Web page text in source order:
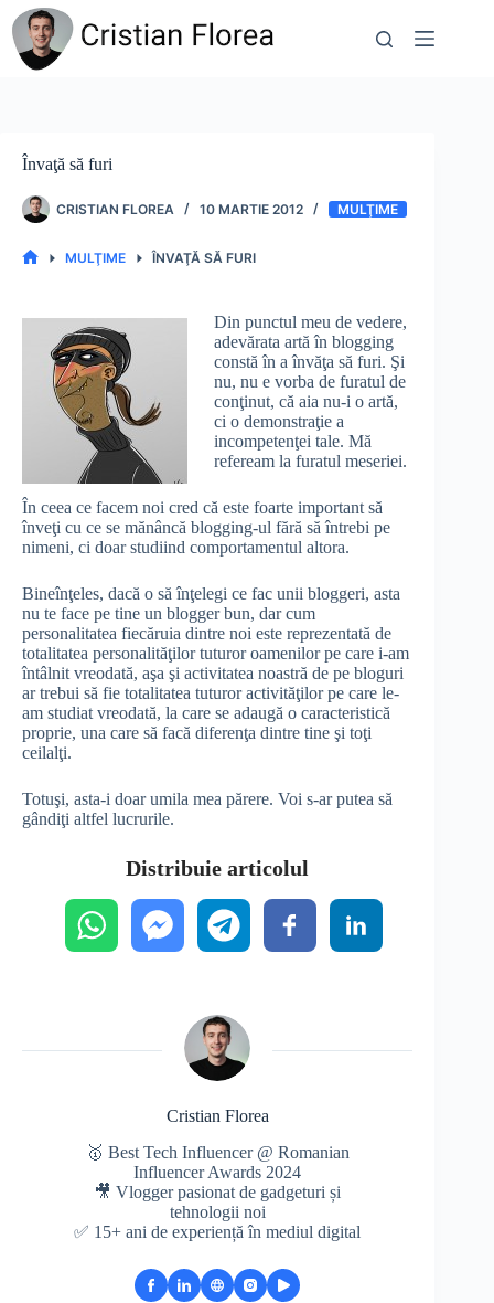
Sari
conținut
Învaţă să furi
CRISTIAN FLOREA 10 MARTIE 2012 MULŢIME
MULŢIME ÎNVAŢĂ SĂ FURI
Din punctul meu de vedere,
adevărata artă în blogging
constă în a învăţa să furi. Şi
nu, nu e vorba de furatul de
conţinut, că aia nu-i o artă,
ci o demonstraţie a
incompetenţei tale. Mă
refeream la furatul meseriei.
În ceea ce facem noi cred că este foarte important să
înveţi cu ce se mănâncă blogging-ul fără să întrebi pe
nimeni, ci doar studiind comportamentul altora.
Bineînţeles, dacă o să înţelegi ce fac unii bloggeri, asta
nu te face pe tine un blogger bun, dar cum
personalitatea fiecăruia dintre noi este reprezentată de
totalitatea personalităţilor tuturor oamenilor pe care i-am
întâlnit vreodată, aşa şi activitatea noastră de pe bloguri
ar trebui să fie totalitatea tuturor activităţilor pe care le-
am studiat vreodată, la care se adaugă o caracteristică
proprie, una care să facă diferenţa dintre tine şi toţi
ceilalţi.
Totuşi, asta-i doar umila mea părere. Voi s-ar putea să
gândiţi altfel lucrurile.
Distribuie articolul
Cristian Florea
🥇 Best Tech Influencer @ Romanian
Influencer Awards 2024
🎥 Vlogger pasionat de gadgeturi și
tehnologii noi
✅ 15+ ani de experiență în mediul digital